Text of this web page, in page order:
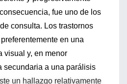
fue uno de los
consulta. Los trastornos
en una
visual y, en menor
secundaria a una parálisis
un hallazgo relativamente